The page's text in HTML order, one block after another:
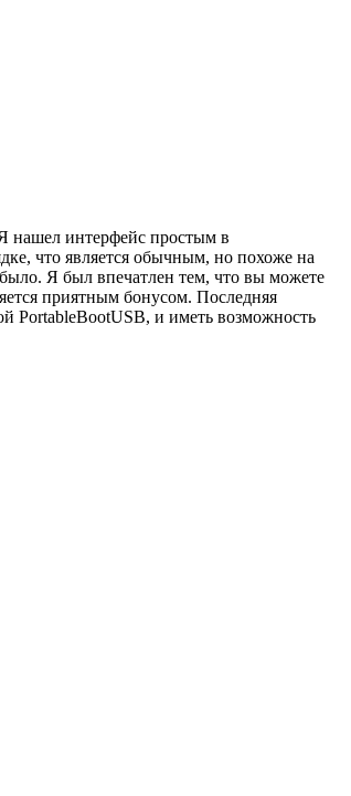
нашел интерфейс простым в
что является обычным, но похоже на
Я был впечатлен тем, что вы можете
приятным бонусом. Последняя
PortableBootUSB, и иметь возможность